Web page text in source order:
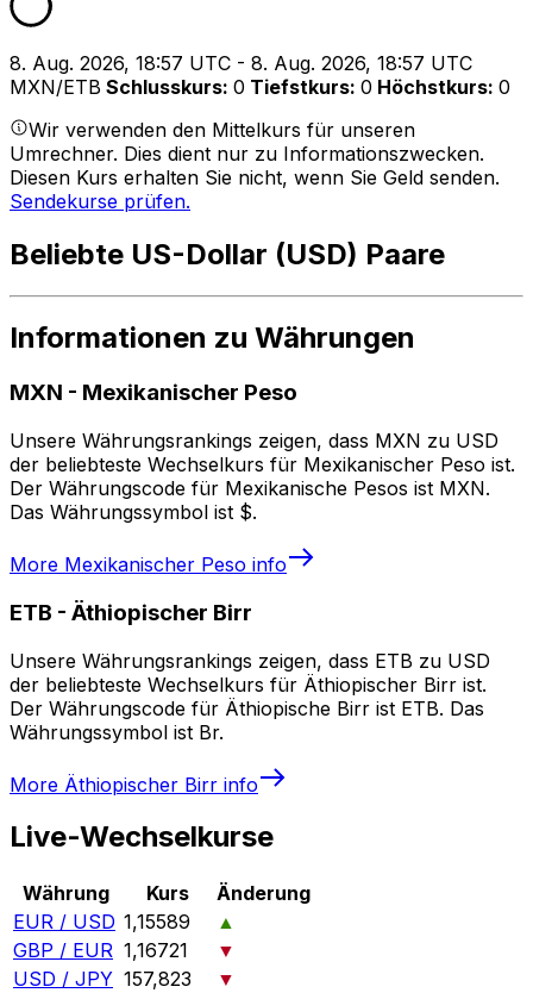
8. Aug. 2026, 18:57 UTC - 8. Aug. 2026, 18:57 UTC
MXN/ETB Schlusskurs: 0 Tiefstkurs: 0 Höchstkurs: 0
Wir verwenden den Mittelkurs für unseren
Umrechner. Dies dient nur zu Informationszwecken.
Diesen Kurs erhalten Sie nicht, wenn Sie Geld senden.
Sendekurse prüfen.
Beliebte US-Dollar (USD) Paare
Informationen zu Währungen
MXN - Mexikanischer Peso
Unsere Währungsrankings zeigen, dass MXN zu USD
der beliebteste Wechselkurs für Mexikanischer Peso ist.
Der Währungscode für Mexikanische Pesos ist MXN.
Das Währungssymbol ist $.
More Mexikanischer Peso info
ETB - Äthiopischer Birr
Unsere Währungsrankings zeigen, dass ETB zu USD
der beliebteste Wechselkurs für Äthiopischer Birr ist.
Der Währungscode für Äthiopische Birr ist ETB. Das
Währungssymbol ist Br.
More Äthiopischer Birr info
Live-Wechselkurse
Währung Kurs
Änderung
EUR / USD 1,15589
▲
GBP / EUR 1,16721
▼
USD / JPY 157,823
▼